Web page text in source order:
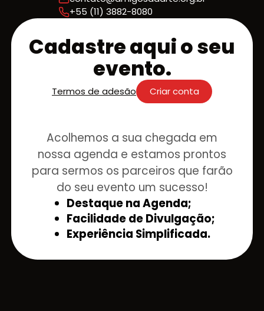
+55 (11) 3882-8080
Cadastre aqui o seu
evento.
Termos de adesão Criar conta
Acolhemos a sua chegada em
nossa agenda e estamos prontos
para sermos os parceiros que farão
do seu evento um sucesso!
Destaque na Agenda;
Facilidade de Divulgação;
Experiência Simplificada.